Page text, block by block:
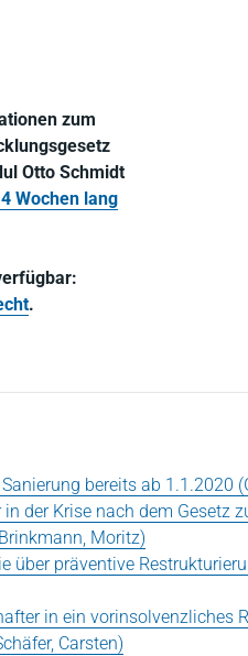
zum
Otto Schmidt
Wochen lang
.
bereits ab 1.1.2020
der Krise nach dem Gesetz
Moritz)
über präventive
in ein vorinsolvenzliches
Carsten)